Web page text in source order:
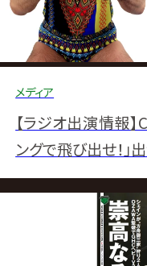
メディア
【ラジオ出演情報
ングで飛び出せ！」